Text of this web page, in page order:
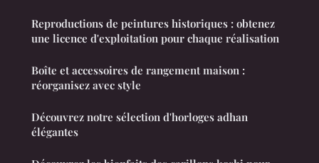
Reproductions de peintures historiques : obtenez
une licence d'exploitation pour chaque réalisation
Boîte et accessoires de rangement maison :
réorganisez avec style
Découvrez notre sélection d'horloges adhan
élégantes